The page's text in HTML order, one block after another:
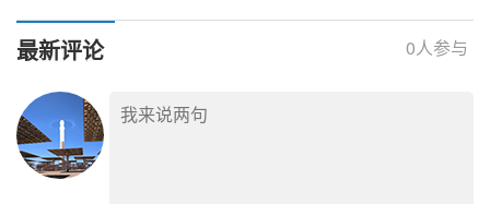
最新评论 0人参与